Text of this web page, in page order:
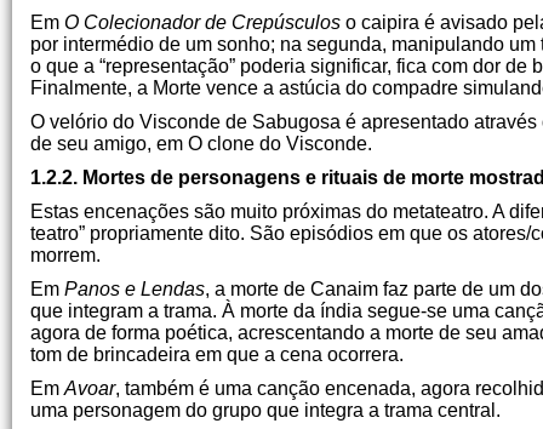
Em O Colecionador de Crepúsculos o caipira é avisado
por intermédio de um sonho; na segunda, manipulando
o que a “representação” poderia significar, fica com dor de
Finalmente, a Morte vence a astúcia do compadre
O velório do Visconde de Sabugosa é apresentado
de seu amigo, em O clone do Visconde.
1.2.2. Mortes de personagens e rituais de morte
Estas encenações são muito próximas do metateatro. A
teatro” propriamente dito. São episódios em que os
morrem.
Em Panos e Lendas, a morte de Canaim faz parte de um
que integram a trama. À morte da índia segue-se uma
agora de forma poética, acrescentando a morte de seu
tom de brincadeira em que a cena ocorrera.
Em Avoar, também é uma canção encenada, agora
uma personagem do grupo que integra a trama central.